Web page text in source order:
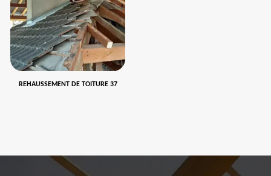
REHAUSSEMENT DE TOITURE 37